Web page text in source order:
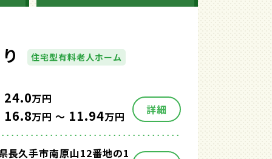
住宅型有料老人ホーム
24.0万円
16.8万円 ～ 11.94万円 詳細
長久手市南原山12番地の1